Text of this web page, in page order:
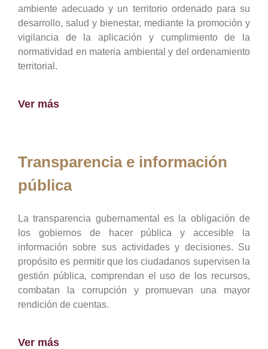
ambiente adecuado y un territorio ordenado para su
desarrollo, salud y bienestar, mediante la promoción y
vigilancia de la aplicación y cumplimiento de la
normatividad en materia ambiental y del ordenamiento
territorial.
Ver más
Transparencia e información
pública
La transparencia gubernamental es la obligación de
los gobiernos de hacer pública y accesible la
información sobre sus actividades y decisiones. Su
propósito es permitir que los ciudadanos supervisen la
gestión pública, comprendan el uso de los recursos,
combatan la corrupción y promuevan una mayor
rendición de cuentas.
Ver más